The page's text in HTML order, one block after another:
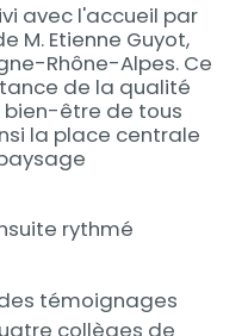
avec l'accueil par
M. Etienne Guyot,
Rhône-Alpes. Ce
de la qualité
bien-être de tous
la place centrale
rythmé
témoignages